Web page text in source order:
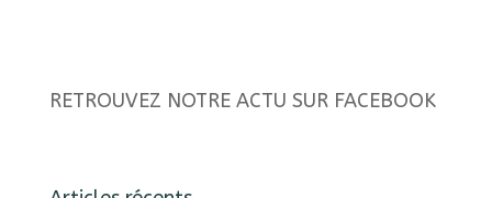
RETROUVEZ NOTRE ACTU SUR FACEBOOK